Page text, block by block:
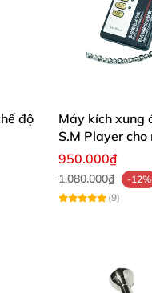
độ
Máy kích xung
S.M Player cho
950.000₫
1.080.000₫
-12%
(9)